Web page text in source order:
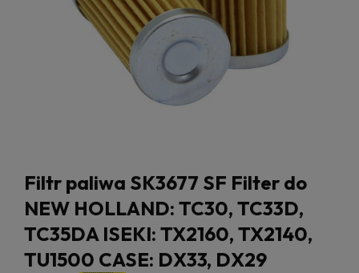
Filtr paliwa SK3677 SF Filter do
NEW HOLLAND: TC30, TC33D,
TC35DA ISEKI: TX2160, TX2140,
TU1500 CASE: DX33, DX29